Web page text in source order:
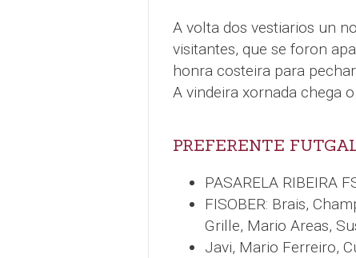
A volta dos vestiarios un
visitantes, que se foron
honra costeira para
A vindeira xornada chega
PREFERENTE
PASARELA RIBEIRA
FISOBER: Brais,
Grille, Mario Areas,
Javi, Mario Ferreiro,